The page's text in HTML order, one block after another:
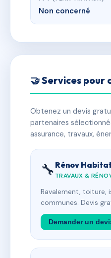
Non concerné
🤝 Services
Obtenez un devis
partenaires
assurance, travaux,
🔧 Rénov
TRAVAUX &
Ravalement, toiture,
communes. Devis
Demander un